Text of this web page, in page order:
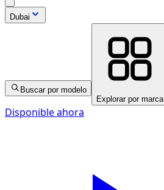
Dubai
Buscar por modelo
Explorar por marca
Disponible ahora